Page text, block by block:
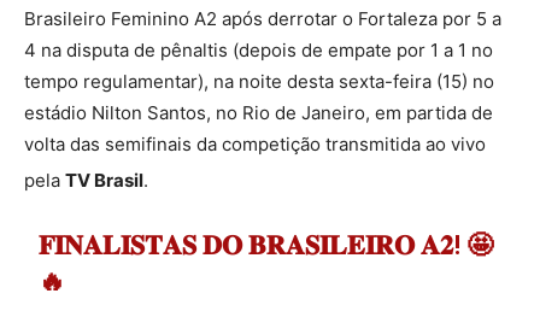
Brasileiro Feminino A2 após derrotar o Fortaleza por 5 a
4 na disputa de pênaltis (depois de empate por 1 a 1 no
tempo regulamentar), na noite desta sexta-feira (15) no
estádio Nilton Santos, no Rio de Janeiro, em partida de
volta das semifinais da competição transmitida ao vivo
pela TV Brasil.
𝐅𝐈𝐍𝐀𝐋𝐈𝐒𝐓𝐀𝐒 𝐃𝐎 𝐁𝐑𝐀𝐒𝐈𝐋𝐄𝐈𝐑𝐎 𝐀𝟐! 🤩
🔥